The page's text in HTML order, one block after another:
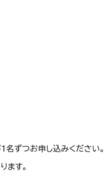
名ずつお申し込みください。
ます。